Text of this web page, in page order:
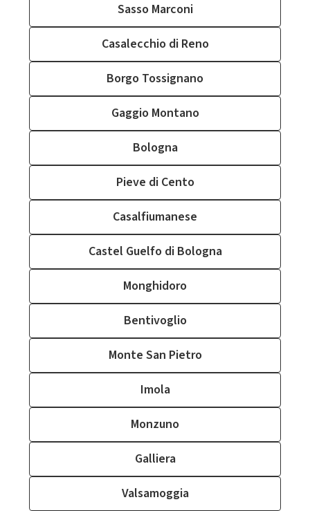
Sasso Marconi
Casalecchio di Reno
Borgo Tossignano
Gaggio Montano
Bologna
Pieve di Cento
Casalfiumanese
Castel Guelfo di Bologna
Monghidoro
Bentivoglio
Monte San Pietro
Imola
Monzuno
Galliera
Valsamoggia